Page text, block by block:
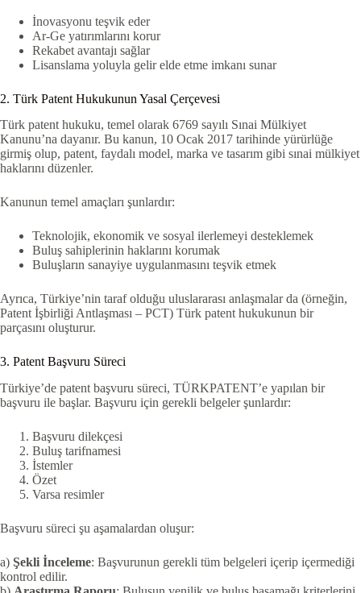
İnovasyonu teşvik eder
Ar-Ge yatırımlarını korur
Rekabet avantajı sağlar
Lisanslama yoluyla gelir elde etme imkanı sunar
2. Türk Patent Hukukunun Yasal Çerçevesi
Türk patent hukuku, temel olarak 6769 sayılı Sınai Mülkiyet
Kanunu’na dayanır. Bu kanun, 10 Ocak 2017 tarihinde yürürlüğe
girmiş olup, patent, faydalı model, marka ve tasarım gibi sınai mülkiyet
haklarını düzenler.
Kanunun temel amaçları şunlardır:
Teknolojik, ekonomik ve sosyal ilerlemeyi desteklemek
Buluş sahiplerinin haklarını korumak
Buluşların sanayiye uygulanmasını teşvik etmek
Ayrıca, Türkiye’nin taraf olduğu uluslararası anlaşmalar da (örneğin,
Patent İşbirliği Antlaşması – PCT) Türk patent hukukunun bir
parçasını oluşturur.
3. Patent Başvuru Süreci
Türkiye’de patent başvuru süreci, TÜRKPATENT’e yapılan bir
başvuru ile başlar. Başvuru için gerekli belgeler şunlardır:
Başvuru dilekçesi
Buluş tarifnamesi
İstemler
Özet
Varsa resimler
Başvuru süreci şu aşamalardan oluşur:
a) Şekli İnceleme: Başvurunun gerekli tüm belgeleri içerip içermediği
kontrol edilir.